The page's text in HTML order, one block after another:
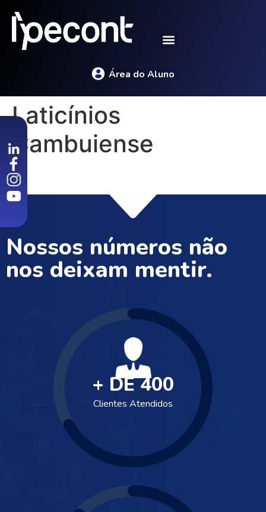
Área do Aluno
Laticínios
Cambuiense
Nossos números não
nos deixam mentir.
Clientes Atendidos
400
+ DE